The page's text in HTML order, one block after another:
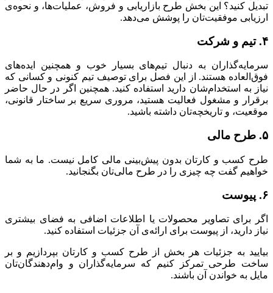
تبدیل کنید؟ این بخش طرح بازاریابی و فروش، عملیات‌ها، و نحوه‌ی
ارزیابی موفقیت‌تان را پوشش می‌دهد.
۴. تیم و شرکت
سرمایه‌گذاران به دنبال تیم‌های بسیار خوب و همچنین ایده‌های
فوق‌العاده هستند. از این فصل برای توصیف تیم کنونی و کسانی که
نیاز به استخدام‌شان دارید استفاده کنید. همچنین اگر در حال حاضر
برقرار و مشغول فعالیت هستید، مروری سریع بر ساختار قانونی،
موقعیت، و تاریخچه‌تان داشته باشید.
۵. طرح مالی
طرح کسب و کارتان بدون پیش‌بینی مالی کامل نیست. ما به شما
خواهیم گفت چه چیزی را در طرح مالی‌تان بگنجانید.
۶. پیوست
اگر برای تصاویر محصولات یا اطلاعات اضافی به فضای بیشتری
نیاز دارید، از پیوست برای ارائه‌ی آن جزئیات استفاده کنید.
بیایید به جزئیات هر بخش از طرح کسب و کارتان بپردازیم و بر
ساخت طرحی تمرکز کنیم که سرمایه‌گذاران و وام‌دهندگان‌تان
مایل به خواندن آن باشند.